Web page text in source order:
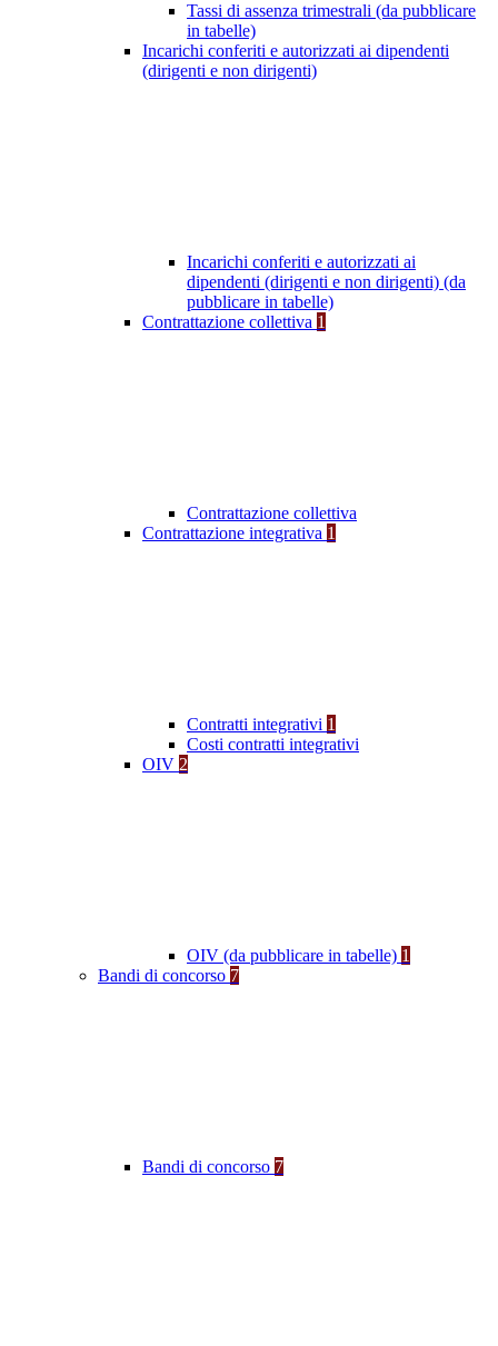
Tassi di assenza trimestrali (da pubblicare
in tabelle)
Incarichi conferiti e autorizzati ai dipendenti
(dirigenti e non dirigenti)
Incarichi conferiti e autorizzati ai
dipendenti (dirigenti e non dirigenti) (da
pubblicare in tabelle)
Contrattazione collettiva 1
Contrattazione collettiva
Contrattazione integrativa 1
Contratti integrativi 1
Costi contratti integrativi
OIV 2
OIV (da pubblicare in tabelle) 1
Bandi di concorso 7
Bandi di concorso 7